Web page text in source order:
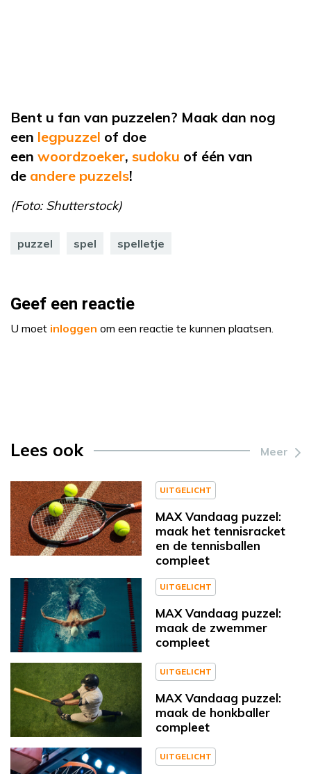
Bent u fan van puzzelen? Maak dan nog
een legpuzzel of doe
een woordzoeker, sudoku of één van
de andere puzzels!
(Foto: Shutterstock)
puzzel spel spelletje
Geef een reactie
U moet inloggen om een reactie te kunnen plaatsen.
Lees ook Meer
UITGELICHT
MAX Vandaag puzzel:
maak het tennisracket
en de tennisballen
compleet
UITGELICHT
MAX Vandaag puzzel:
maak de zwemmer
compleet
UITGELICHT
MAX Vandaag puzzel:
maak de honkballer
compleet
UITGELICHT